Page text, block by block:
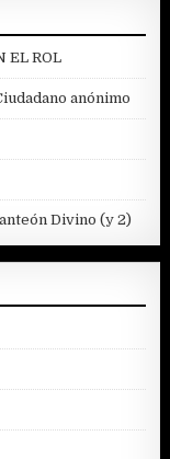
EL ROL
anónimo
Divino (y 2)